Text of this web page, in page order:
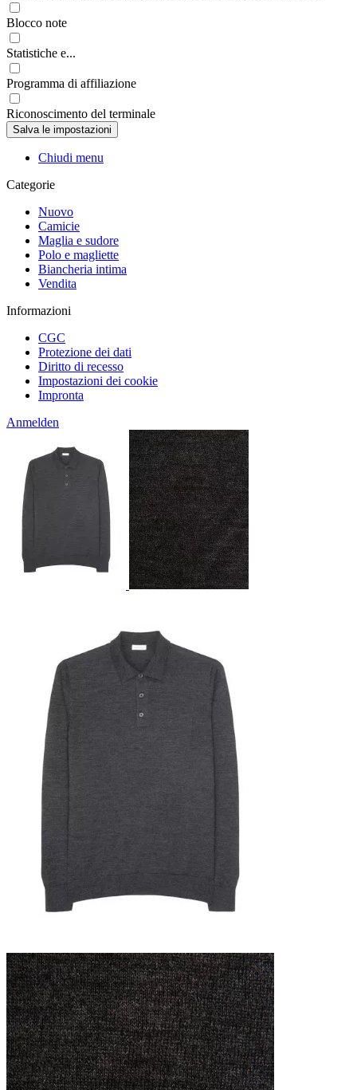
Blocco note
Statistiche e...
Programma di affiliazione
Riconoscimento del terminale
Chiudi menu
Categorie
Nuovo
Camicie
Maglia e sudore
Polo e magliette
Biancheria intima
Vendita
Informazioni
CGC
Protezione dei dati
Diritto di recesso
Impostazioni dei cookie
Impronta
Anmelden